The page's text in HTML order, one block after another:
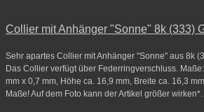
Collier mit Anhänger "Sonne" 8k (333)
Sehr apartes Collier mit Anhänger "Sonne" aus 8k
Das Collier verfügt über Federringverschluss.
mm x 0,7 mm, Höhe ca. 16,9 mm, Breite ca. 16,3
Maße! Auf dem Foto kann der Artikel größer wirken*.